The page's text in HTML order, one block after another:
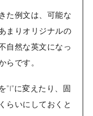
た例文は、可能な
まりオリジナルの
自然な英文になっ
らです。
”I”に変えたり、固
らいにしておくと